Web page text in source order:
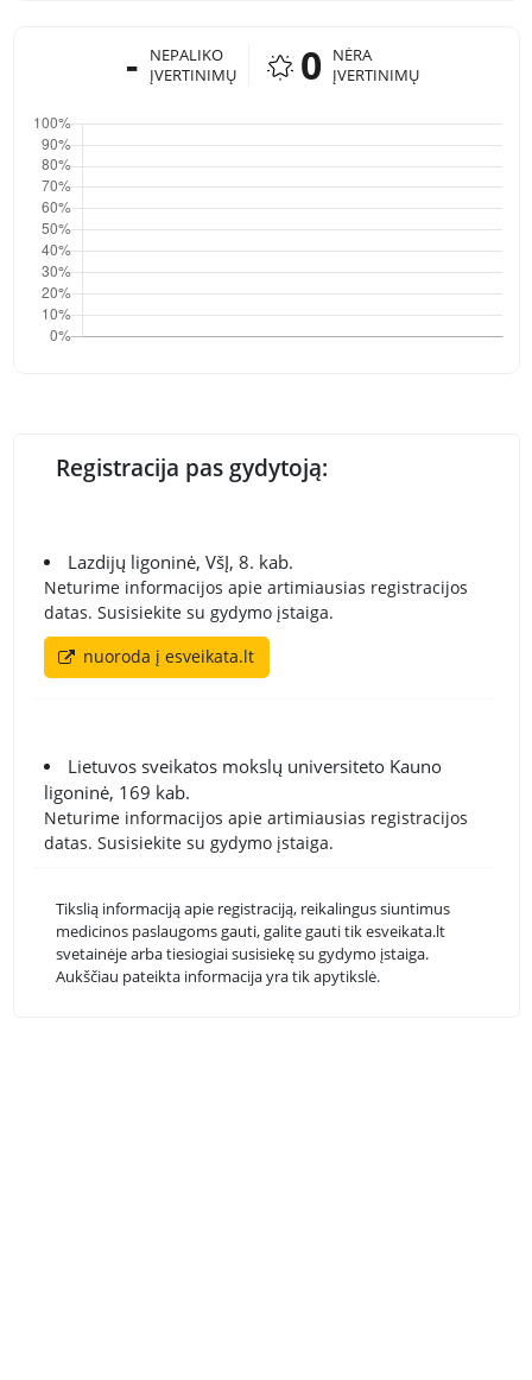
-
NEPALIKO
ĮVERTINIMŲ
0
NĖRA
ĮVERTINIMŲ
Registracija pas gydytoją:
Lazdijų ligoninė, VšĮ, 8. kab.
Neturime informacijos apie artimiausias registracijos
datas. Susisiekite su gydymo įstaiga.
nuoroda į esveikata.lt
Lietuvos sveikatos mokslų universiteto Kauno
ligoninė, 169 kab.
Neturime informacijos apie artimiausias registracijos
datas. Susisiekite su gydymo įstaiga.
Tikslią informaciją apie registraciją, reikalingus siuntimus
medicinos paslaugoms gauti, galite gauti tik esveikata.lt
svetainėje arba tiesiogiai susisiekę su gydymo įstaiga.
Aukščiau pateikta informacija yra tik apytikslė.